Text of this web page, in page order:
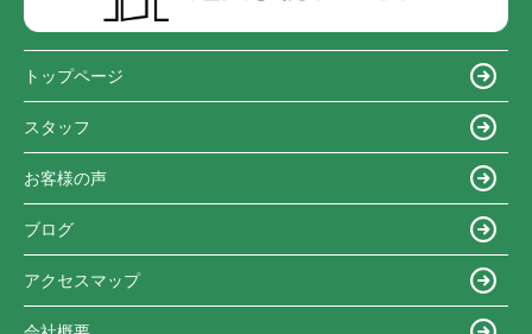
トップページ
スタッフ
お客様の声
ブログ
アクセスマップ